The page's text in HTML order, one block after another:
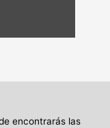
encontrarás las